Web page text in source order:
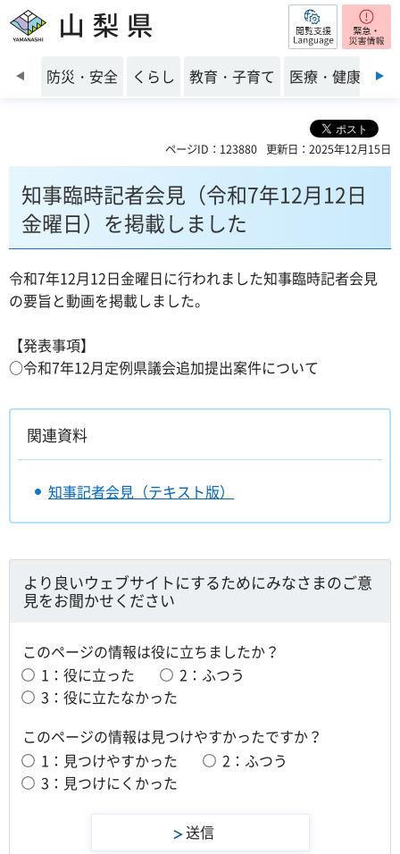
山梨県 閲覧支援
前のスライドを表示
防災・安全 くらし 教育・子育て 医療・健康・福
ページID：123880 更新日：2025年12月15日
知事臨時記者会見（令和7年12月12日
金曜日）を掲載しました
令和7年12月12日金曜日に行われました知事臨時記者会見
の要旨と動画を掲載しました。
【発表事項】
○令和7年12月定例県議会追加提出案件について
関連資料
知事記者会見（テキスト版）
より良いウェブサイトにするためにみなさまのご意
見をお聞かせください
このページの情報は役に立ちましたか？
1：役に立った
2：ふつう
3：役に立たなかった
このページの情報は見つけやすかったですか？
1：見つけやすかった
2：ふつう
3：見つけにくかった